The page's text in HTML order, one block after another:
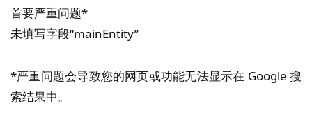
首要严重问题*
未填写字段“mainEntity”
*严重问题会导致您的网页或功能无法显示在 Google 搜
索结果中。